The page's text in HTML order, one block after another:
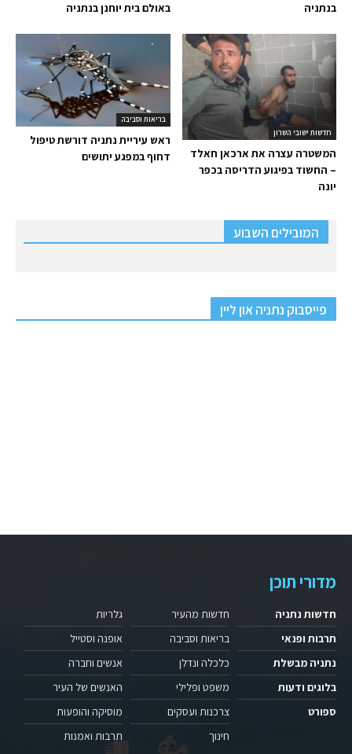
באולם בית יוחנן בנתניה
בנתניה
בריאות וסביבה
ראש עיריית נתניה דורשת טיפול
דחוף במפגע יתושים
חדשות ישובי השרון
המשטרה עצרה את ארכאן חאלד
– החשוד בפיגוע הדריסה בכפר
יונה
המובילים השבוע
פייסבוק נתניה און ליין
מדורי תוכן
חדשות נתניה
תרבות ופנאי
נתניה מבשלת
בלוגים ודעות
ספורט
חדשות מהעיר
בריאות וסביבה
כלכלה ונדלן
משפט ופלילי
צרכנות ועסקים
חינוך
גלריות
אופנה וסטייל
אנשים וחברה
האנשים של העיר
מוסיקה והופעות
תרבות ואמנות